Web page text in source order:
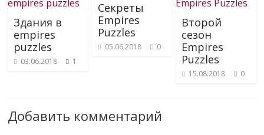
Здания в
empires
puzzles
03.06.2018 1
Секреты
Empires
Puzzles
05.06.2018 0
Второй
сезон
Empires
Puzzles
15.08.2018 0
Добавить комментарий